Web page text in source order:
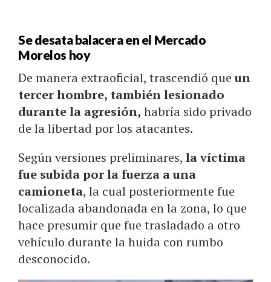
Se desata balacera en el Mercado
Morelos hoy
De manera extraoficial, trascendió queun
tercer hombre, también lesionado
durante la agresión, habría sido privado
de la libertad por los atacantes.
Según versiones preliminares, la víctima
fue subida por la fuerza a una
camioneta, la cual posteriormente fue
localizada abandonada en la zona, lo que
hace presumir que fue trasladado a otro
vehículo durante la huida con rumbo
desconocido.